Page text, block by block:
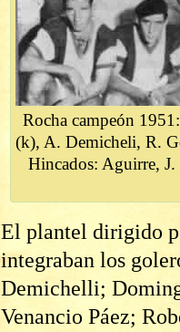
Rocha campeón
(k), A. Demicheli, R.
Hincados: Aguirre,
El plantel dirigido
integraban los
Demichelli;
Venancio Páez;